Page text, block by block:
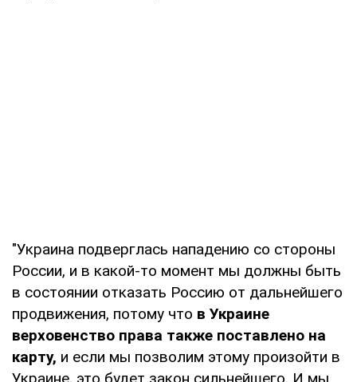
"Украина подверглась нападению со стороны
России, и в какой-то момент мы должны быть
в состоянии отказать Россию от дальнейшего
продвижения, потому что в Украине
верховенство права также поставлено на
карту, и если мы позволим этому произойти в
Украине, это будет закон сильнейшего. И мы